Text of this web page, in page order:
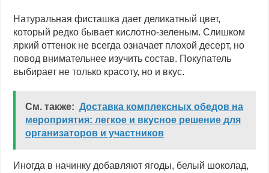
Натуральная фисташка дает деликатный цвет,
который редко бывает кислотно-зеленым. Слишком
яркий оттенок не всегда означает плохой десерт, но
повод внимательнее изучить состав. Покупатель
выбирает не только красоту, но и вкус.
См. также: Доставка комплексных обедов на
мероприятия: легкое и вкусное решение для
организаторов и участников
Иногда в начинку добавляют ягоды, белый шоколад,